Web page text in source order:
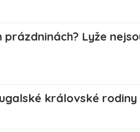
prázdninách? Lyže
královské rodiny